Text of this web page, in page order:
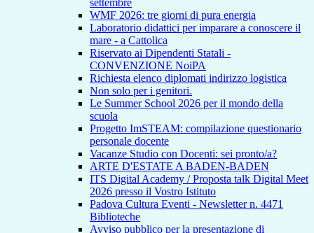
settembre
WMF 2026: tre giorni di pura energia
Laboratorio didattici per imparare a conoscere il
mare - a Cattolica
Riservato ai Dipendenti Statali -
CONVENZIONE NoiPA
Richiesta elenco diplomati indirizzo logistica
Non solo per i genitori.
Le Summer School 2026 per il mondo della
scuola
Progetto ImSTEAM: compilazione questionario
personale docente
Vacanze Studio con Docenti: sei pronto/a?
ARTE D'ESTATE A BADEN-BADEN
ITS Digital Academy / Proposta talk Digital Meet
2026 presso il Vostro Istituto
Padova Cultura Eventi - Newsletter n. 4471
Biblioteche
Avviso pubblico per la presentazione di